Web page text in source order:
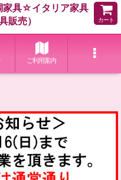
家具☆イタリア家具
販売）
カート
ご利用案内